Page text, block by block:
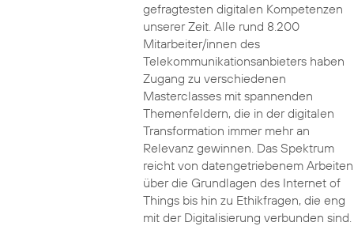
gefragtesten digitalen Kompetenzen
unserer Zeit. Alle rund 8.200
Mitarbeiter/innen des
Telekommunikationsanbieters haben
Zugang zu verschiedenen
Masterclasses mit spannenden
Themenfeldern, die in der digitalen
Transformation immer mehr an
Relevanz gewinnen. Das Spektrum
reicht von datengetriebenem Arbeiten
über die Grundlagen des Internet of
Things bis hin zu Ethikfragen, die eng
mit der Digitalisierung verbunden sind.